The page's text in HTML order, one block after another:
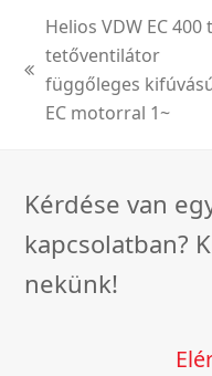
previous
post:
Helios VDW EC 400
tetőventilátor
függőleges
EC motorral 1~
Kérdése van
kapcsolatban?
nekünk!